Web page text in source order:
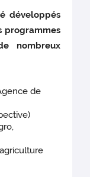
développés
programmes
nombreux
de